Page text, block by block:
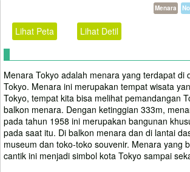
Menara
Lihat Peta Lihat Detil
Menara Tokyo adalah menara yang terdapat di
Tokyo. Menara ini merupakan tempat wisata
Tokyo, tempat kita bisa melihat pemandangan
balkon menara. Dengan ketinggian 333m,
pada tahun 1958 ini merupakan bangunan
pada saat itu. Di balkon menara dan di lantai
museum dan toko-toko souvenir. Menara yang
cantik ini menjadi simbol kota Tokyo sampai